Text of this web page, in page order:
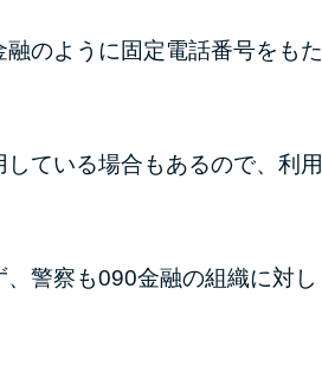
のように固定電話番号をもた
ている場合もあるので、利用
警察も090金融の組織に対し